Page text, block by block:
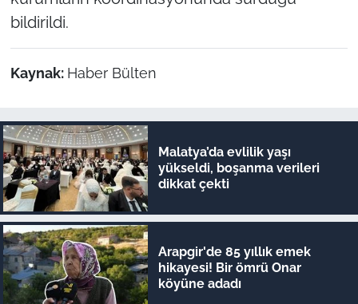
bildirildi.
Kaynak: Haber Bülten
Malatya’da evlilik yaşı
yükseldi, boşanma verileri
dikkat çekti
Arapgir'de 85 yıllık emek
hikayesi! Bir ömrü Onar
köyüne adadı